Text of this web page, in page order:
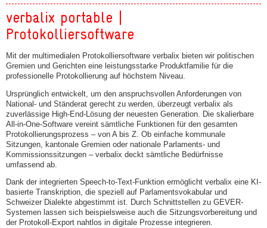
verbalix portable |
Protokolliersoftware
Mit der multimedialen Protokolliersoftware verbalix bieten wir politischen
Gremien und Gerichten eine leistungsstarke Produktfamilie für die
professionelle Protokollierung auf höchstem Niveau.
Ursprünglich entwickelt, um den anspruchsvollen Anforderungen von
National- und Ständerat gerecht zu werden, überzeugt verbalix als
zuverlässige High-End-Lösung der neuesten Generation. Die skalierbare
All-in-One-Software vereint sämtliche Funktionen für den gesamten
Protokollierungsprozess – von A bis Z. Ob einfache kommunale
Sitzungen, kantonale Gremien oder nationale Parlaments- und
Kommissionssitzungen – verbalix deckt sämtliche Bedürfnisse
umfassend ab.
Dank der integrierten Speech-to-Text-Funktion ermöglicht verbalix eine KI-
basierte Transkription, die speziell auf Parlamentsvokabular und
Schweizer Dialekte abgestimmt ist. Durch Schnittstellen zu GEVER-
Systemen lassen sich beispielsweise auch die Sitzungsvorbereitung und
der Protokoll-Export nahtlos in digitale Prozesse integrieren.